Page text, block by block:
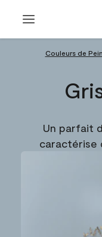
Couleurs de
Un parfait
caractérise